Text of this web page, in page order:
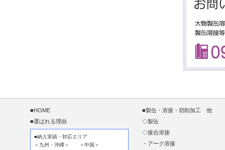
■HOME
■選ばれる理由
■製缶・溶接・切削加工 他
◇製缶
◇接合溶接
・アーク溶接
■納入実績・対応エリア
＜九州・沖縄＞
＜中国＞